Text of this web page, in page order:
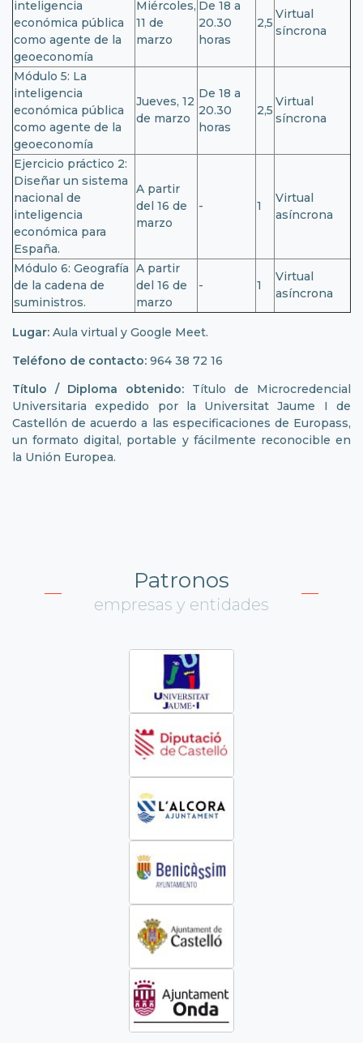
inteligencia
económica pública
como agente de la
geoeconomía
Miércoles,
11 de
marzo
De 18 a
20.30
horas
2,5
Virtual
síncrona
Módulo 5: La
inteligencia
económica pública
como agente de la
geoeconomía
Jueves, 12
de marzo
De 18 a
20.30
horas
2,5
Virtual
síncrona
Ejercicio práctico 2:
Diseñar un sistema
nacional de
inteligencia
económica para
España.
A partir
del 16 de
marzo
- 1
Virtual
asíncrona
Módulo 6: Geografía
de la cadena de
suministros.
A partir
del 16 de
marzo
- 1
Virtual
asíncrona
Lugar: Aula virtual y Google Meet.
Teléfono de contacto: 964 38 72 16
Título / Diploma obtenido: Título de Microcredencial
Universitaria expedido por la Universitat Jaume I de
Castellón de acuerdo a las especificaciones de Europass,
un formato digital, portable y fácilmente reconocible en
la Unión Europea.
Patronos
empresas y entidades